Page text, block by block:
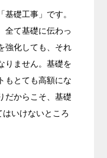
礎工事」です。
全て基礎に伝わっ
強化しても、それ
りません。基礎を
もとても高額にな
だからこそ、基礎
いけないところ